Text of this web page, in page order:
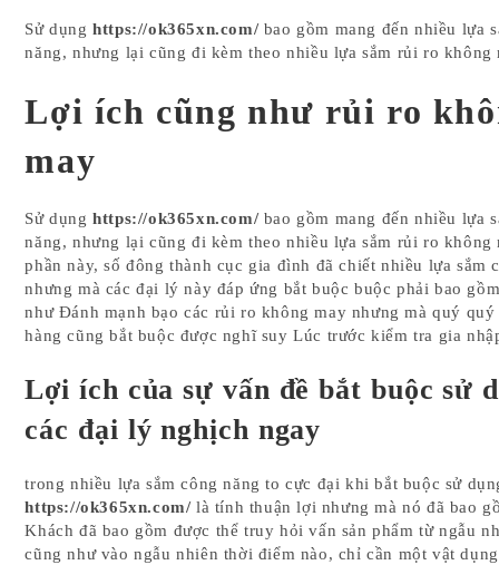
Sử dụnghttps://ok365xn.com/bao gồm mang đến nhiều lựa
năng, nhưng lại cũng đi kèm theo nhiều lựa sắm rủi ro không
Lợi ích cũng như rủi ro
may
Sử dụnghttps://ok365xn.com/bao gồm mang đến nhiều lựa
năng, nhưng lại cũng đi kèm theo nhiều lựa sắm rủi ro không
phần này, số đông thành cục gia đình đã chiết nhiều lựa sắm
nhưng mà các đại lý này đáp ứng bắt buộc buộc phải bao
như Đánh mạnh bạo các rủi ro không may nhưng mà quý quý
hàng cũng bắt buộc được nghĩ suy Lúc trước kiểm tra gia
Lợi ích của sự vấn đề bắt buộc sử
các đại lý nghịch ngay
trong nhiều lựa sắm công năng to cực đại khi bắt buộc sử
https://ok365xn.com/là tính thuận lợi nhưng mà nó đã bao
Khách đã bao gồm được thể truy hỏi vấn sản phẩm từ ngẫu
cũng như vào ngẫu nhiên thời điểm nào, chỉ cần một vật